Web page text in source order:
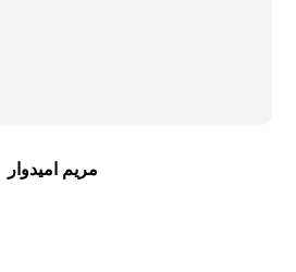
مریم امیدوار